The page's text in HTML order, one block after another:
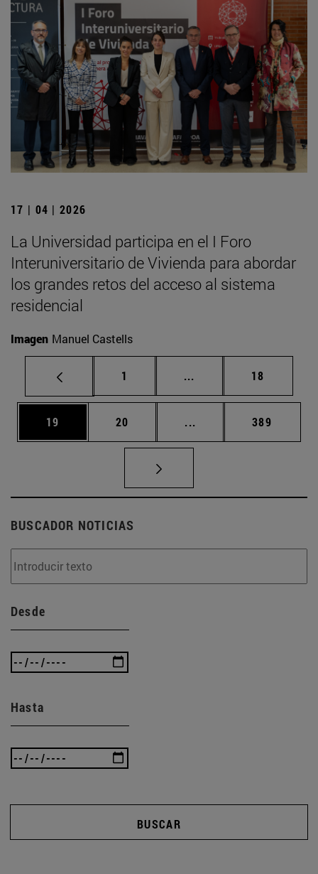
17 | 04 | 2026
La Universidad participa en el I Foro
Interuniversitario de Vivienda para abordar
los grandes retos del acceso al sistema
residencial
Imagen Manuel Castells
Página
1 ... Páginas intermedias
Página
18
Página
19 Página
20 ... Páginas intermedias
Página
389
BUSCADOR NOTICIAS
Desde
Hasta
BUSCAR